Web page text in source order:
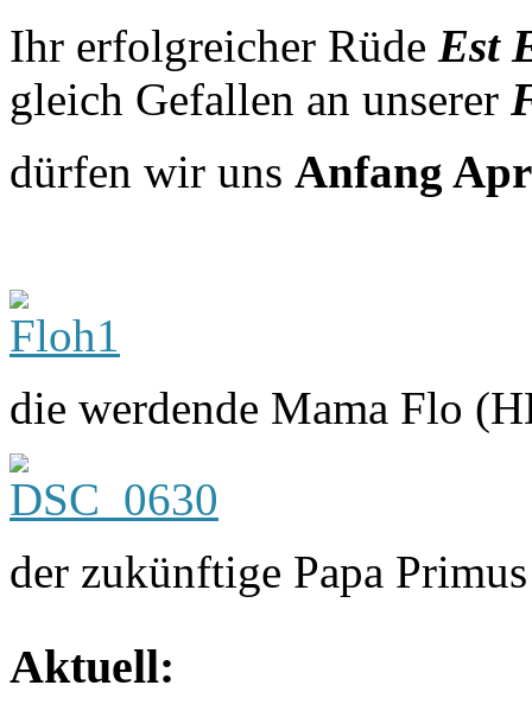
Ihr erfolgreicher Rüde Est
gleich Gefallen an unserer
dürfen wir uns Anfang
die werdende Mama Flo
der zukünftige Papa
Aktuell: